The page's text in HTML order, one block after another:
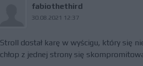
fabiothethird
30.08.2021 12:37
Stroll dostał karę w wyścigu, który się
chłop z jednej strony się